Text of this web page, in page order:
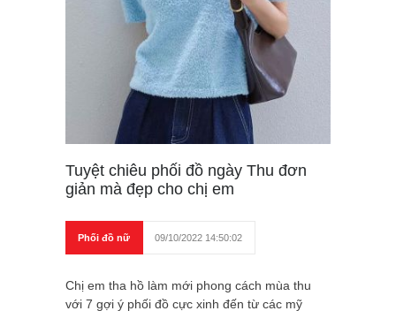
Tuyệt chiêu phối đồ ngày Thu đơn
giản mà đẹp cho chị em
Phối đồ nữ 09/10/2022 14:50:02
Chị em tha hồ làm mới phong cách mùa thu
với 7 gợi ý phối đồ cực xinh đến từ các mỹ